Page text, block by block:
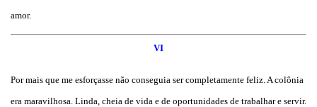
amor.
VI
Por mais que me esforçasse não conseguia ser completamente feliz. A colônia
era maravilhosa. Linda, cheia de vida e de oportunidades de trabalhar e servir.